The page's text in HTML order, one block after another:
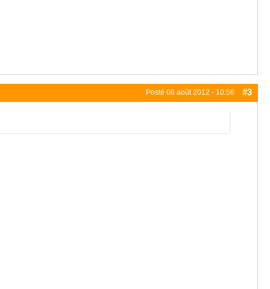
Posté 06 août 2012 - 10:56 #3